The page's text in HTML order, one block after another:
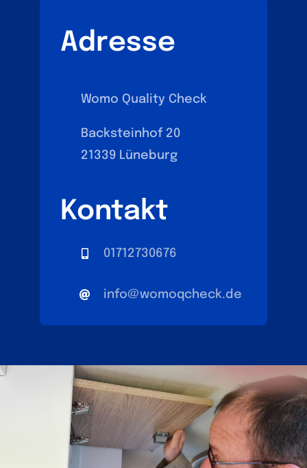
Adresse
Womo Quality Check
Backsteinhof 20
21339 Lüneburg
Kontakt
01712730676
info@womoqcheck.de